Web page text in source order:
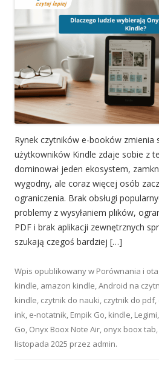
Rynek czytników e-booków zmienia
użytkowników Kindle zdaje sobie z
dominował jeden ekosystem,
wygodny, ale coraz więcej osób
ograniczenia. Brak obsługi
problemy z wysyłaniem plików,
PDF i brak aplikacji zewnętrznych
szukają czegoś bardziej […]
Wpis opublikowany w Porównania i
kindle, amazon kindle,Android na
kindle, czytnik do nauki, czytnik do pdf,
ink, e-notatnik, Empik Go, kindle, Legimi,
Go, Onyx Boox Note Air, onyx boox tab,
listopada 2025 przez admin.